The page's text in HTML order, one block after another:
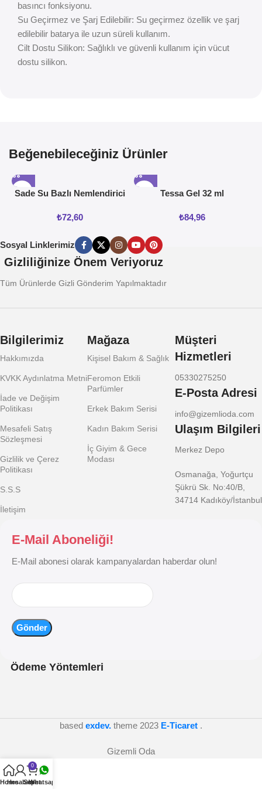
basıncı fonksiyonu.
Su Geçirmez ve Şarj Edilebilir: Su geçirmez özellik ve şarj
edilebilir batarya ile uzun süreli kullanım.
Cilt Dostu Silikon: Sağlıklı ve güvenli kullanım için vücut
dostu silikon.
Beğenebileceğiniz Ürünler
Sade Su Bazlı Nemlendirici
₺72,60
Tessa Gel 32 ml
₺84,96
Sosyal Linklerimiz
Gizliliğinize Önem Veriyoruz
Tüm Ürünlerde Gizli Gönderim Yapılmaktadır
Bilgilerimiz
Hakkımızda
KVKK Aydınlatma Metni
İade ve Değişim
Politikası
Mesafeli Satış
Sözleşmesi
Gizlilik ve Çerez
Politikası
S.S.S
İletişim
Mağaza
Kişisel Bakım & Sağlık
Feromon Etkili
Parfümler
Erkek Bakım Serisi
Kadın Bakım Serisi
İç Giyim & Gece
Modası
Müşteri
Hizmetleri
05330275250
E-Posta Adresi
info@gizemlioda.com
Ulaşım Bilgileri
Merkez Depo
Osmanağa, Yoğurtçu
Şükrü Sk. No:40/B,
34714 Kadıköy/İstanbul
E-Mail Aboneliği!
E-Mail abonesi olarak kampanyalardan haberdar olun!
Ödeme Yöntemleri
based exdev. theme 2023 E-Ticaret .
Gizemli Oda
Home
Hesabım
0
Sepet
Whatsapp